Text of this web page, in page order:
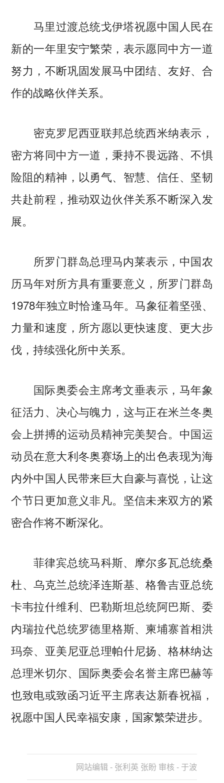
马里过渡总统戈伊塔祝愿中国人民在
新的一年里安宁繁荣，表示愿同中方一道
努力，不断巩固发展马中团结、友好、合
作的战略伙伴关系。
密克罗尼西亚联邦总统西米纳表示，
密方将同中方一道，秉持不畏远路、不惧
险阻的精神，以勇气、智慧、信任、坚韧
共赴前程，推动双边伙伴关系不断深入发
展。
所罗门群岛总理马内莱表示，中国农
历马年对所方具有重要意义，所罗门群岛
1978年独立时恰逢马年。马象征着坚强、
力量和速度，所方愿以更快速度、更大步
伐，持续强化所中关系。
国际奥委会主席考文垂表示，马年象
征活力、决心与魄力，这与正在米兰冬奥
会上拼搏的运动员精神完美契合。中国运
动员在意大利冬奥赛场上的出色表现为海
内外中国人民带来巨大自豪与喜悦，让这
个节日更加意义非凡。坚信未来双方的紧
密合作将不断深化。
菲律宾总统马科斯、摩尔多瓦总统桑
杜、乌克兰总统泽连斯基、格鲁吉亚总统
卡韦拉什维利、巴勒斯坦总统阿巴斯、委
内瑞拉代总统罗德里格斯、柬埔寨首相洪
玛奈、亚美尼亚总理帕什尼扬、格林纳达
总理米切尔、国际奥委会名誉主席巴赫等
也致电或致函习近平主席表达新春祝福，
祝愿中国人民幸福安康，国家繁荣进步。
网站编辑 - 张利英 张盼 审核 - 于波